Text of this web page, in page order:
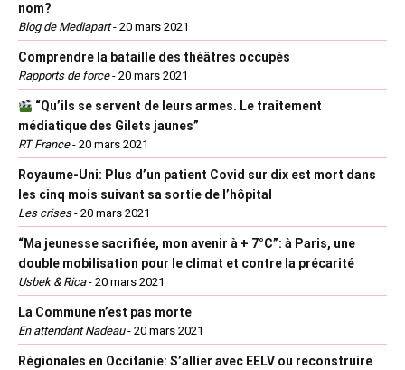
nom?
Blog de Mediapart- 20 mars 2021
Comprendre la bataille des théâtres occupés
Rapports de force- 20 mars 2021
“Qu’ils se servent de leurs armes. Le traitement
médiatique des Gilets jaunes”
RT France- 20 mars 2021
Royaume-Uni: Plus d’un patient Covid sur dix est mort dans
les cinq mois suivant sa sortie de l’hôpital
Les crises- 20 mars 2021
“Ma jeunesse sacrifiée, mon avenir à + 7°C”: à Paris, une
double mobilisation pour le climat et contre la précarité
Usbek & Rica- 20 mars 2021
La Commune n’est pas morte
En attendant Nadeau- 20 mars 2021
Régionales en Occitanie: S’allier avec EELV ou reconstruire